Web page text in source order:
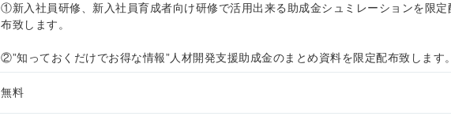
①新入社員研修、新入社員育成者向け研修で活用出来る助成金シュミレーションを限定
布致します。
②”知っておくだけでお得な情報”人材開発支援助成金のまとめ資料を限定配布致します
無料